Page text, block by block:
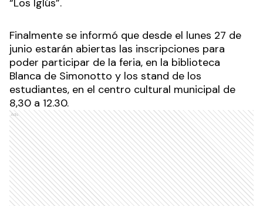
“Los Iglús”.
Finalmente se informó que desde el lunes 27 de
junio estarán abiertas las inscripciones para
poder participar de la feria, en la biblioteca
Blanca de Simonotto y los stand de los
estudiantes, en el centro cultural municipal de
8,30 a 12.30.
Ads